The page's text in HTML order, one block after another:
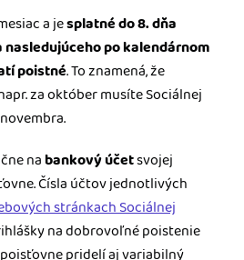
a jesplatné do 8. dňa
po kalendárnom
poistné. To znamená, že
za október musíte Sociálnej
na bankový účetsvojej
Čísla účtov jednotlivých
stránkach Sociálnej
na dobrovoľné poistenie
pridelí aj variabilný